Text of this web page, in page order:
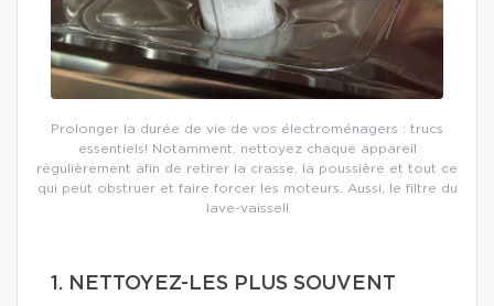
Prolonger la durée de vie de vos électroménagers : trucs
essentiels! Notamment, nettoyez chaque appareil
régulièrement afin de retirer la crasse, la poussière et tout ce
qui peut obstruer et faire forcer les moteurs. Aussi, le filtre du
lave-vaissell
1. NETTOYEZ-LES PLUS SOUVENT